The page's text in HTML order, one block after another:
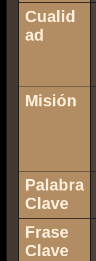
Cualid
ad
Misión
Palabra
Clave
Frase
Clave